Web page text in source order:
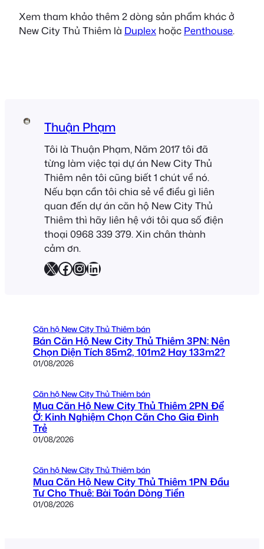
Xem tham khảo thêm 2 dòng sản phẩm khác ở
New City Thủ Thiêm là Duplex hoặc Penthouse.
Thuận Phạm
Tôi là Thuận Phạm, Năm 2017 tôi đã
từng làm việc tại dự án New City Thủ
Thiêm nên tôi cũng biết 1 chút về nó.
Nếu bạn cần tôi chia sẻ về điều gì liên
quan đến dự án căn hộ New City Thủ
Thiêm thì hãy liên hệ với tôi qua số điện
thoại 0968 339 379. Xin chân thành
cảm ơn.
X Facebook
Instagram
LinkedIn
Căn hộ New City Thủ Thiêm bán
Bán Căn Hộ New City Thủ Thiêm 3PN: Nên
Chọn Diện Tích 85m2, 101m2 Hay 133m2?
01/08/2026
Căn hộ New City Thủ Thiêm bán
Mua Căn Hộ New City Thủ Thiêm 2PN Để
Ở: Kinh Nghiệm Chọn Căn Cho Gia Đình
Trẻ
01/08/2026
Căn hộ New City Thủ Thiêm bán
Mua Căn Hộ New City Thủ Thiêm 1PN Đầu
Tư Cho Thuê: Bài Toán Dòng Tiền
01/08/2026